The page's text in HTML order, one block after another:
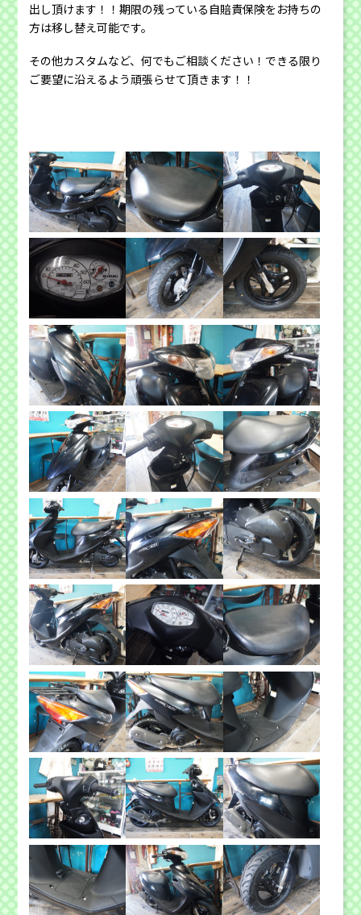
出し頂けます！！期限の残っている自賠責保険をお持ちの
方は移し替え可能です。
その他カスタムなど、何でもご相談ください！できる限り
ご要望に沿えるよう頑張らせて頂きます！！